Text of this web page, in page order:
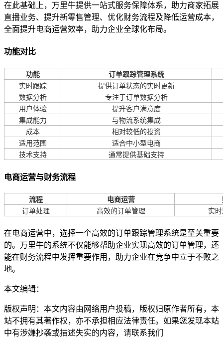
在此基础上，万里牛提供一站式服务保障体系，助力商家拓展
直播业务、提升新零售管理、优化财务流程及降低运营成本，
全面提升电商运营效率，助力企业全球化布局。
功能对比
功能
订单跟踪管理系统
实时跟踪
提供订单状态的实时更新
数据分析
专注于订单数据分析
用户体验
提升客户满意度
集成能力
与物流系统集成
成本
相对较低的投资
适用范围
适合中小型电商
技术支持
通常提供基础支持
电商运营与财务流程
流程 电商运营
订单处理
高效的订单管理 实
在电商运营中，选择一个高效的订单跟踪管理系统是至关重要
的。万里牛的系统不仅能够帮助企业实现高效的订单管理，还
能在财务流程中发挥重要作用，助力企业在竞争中立于不败之
地。
本文编辑：
版权声明：本文内容由网络用户投稿，版权归原作者所有，本
站不拥有其著作权，亦不承担相应法律责任。如果您发现本站
中有涉嫌抄袭或描述失实的内容，请联系我们